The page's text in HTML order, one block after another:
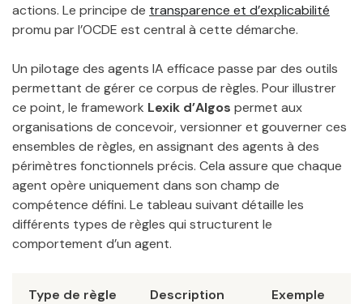
actions. Le principe de transparence et d’explicabilité
promu par l’OCDE est central à cette démarche.
Un pilotage des agents IA efficace passe par des outils
permettant de gérer ce corpus de règles. Pour illustrer
ce point, le framework Lexik d’Algos permet aux
organisations de concevoir, versionner et gouverner ces
ensembles de règles, en assignant des agents à des
périmètres fonctionnels précis. Cela assure que chaque
agent opère uniquement dans son champ de
compétence défini. Le tableau suivant détaille les
différents types de règles qui structurent le
comportement d’un agent.
Type de règle Description
Exemple